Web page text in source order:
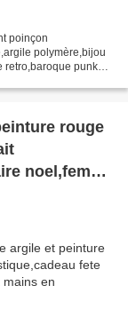
poinçon
polymère,bijou
retro,baroque punk
rouge
noel,femme